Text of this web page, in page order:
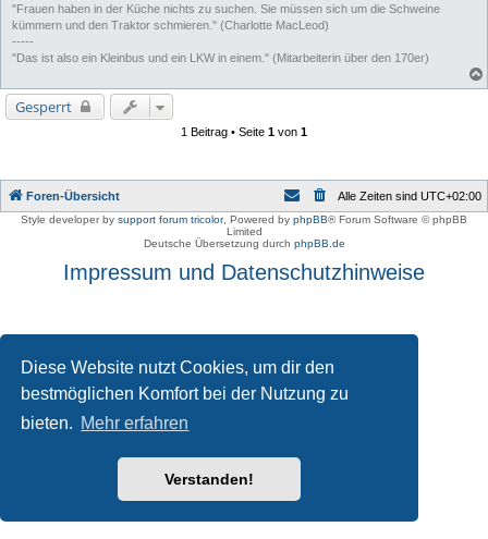
Diese Website nutzt Cookies, um dir den
bestmöglichen Komfort bei der Nutzung zu
bieten. Mehr erfahren
Verstanden!
"Frauen haben in der Küche nichts zu suchen. Sie müssen sich um die Schweine
kümmern und den Traktor schmieren." (Charlotte MacLeod)
-----
"Das ist also ein Kleinbus und ein LKW in einem." (Mitarbeiterin über den 170er)
Gesperrt
1 Beitrag • Seite 1 von 1
Foren-Übersicht Alle Zeiten sind UTC+02:00
Style developer by support forum tricolor, Powered by phpBB® Forum Software © phpBB
Limited
Deutsche Übersetzung durch phpBB.de
Impressum und Datenschutzhinweise